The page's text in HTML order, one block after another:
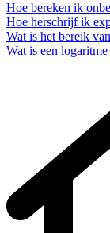
Hoe bereken ik
Hoe herschrijf ik
Wat is het bereik
Wat is een